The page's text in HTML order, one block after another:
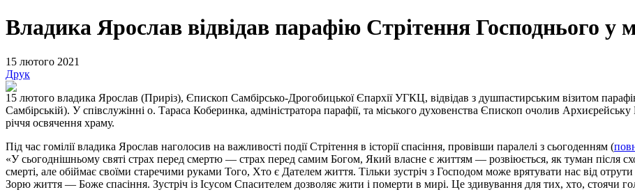
Владика Ярослав відвідав парафію Стрітення Господнього у
15 лютого 2021
Друк
15 лютого владика Ярослав (Приріз), Єпископ Самбірсько-Дрогобицької Єпархії УГКЦ, відвідав з душпастирським візитом
Самбірській). У співслужінні о. Тараса Коберинка, адміністратора парафії, та міського духовенства Єпископ очолив
річчя освячення храму.
Під час гомілії владика Ярослав наголосив на важливості події Стрітення в історії спасіння, провівши паралелі з сьогоденням (
«У сьогоднішньому святі страх перед смертю — страх перед самим Богом, Який власне є життям — розвіюється, як туман після
смерті, але обіймає своїми старечими руками Того, Хто є Дателем життя. Тільки зустріч з Господом може врятувати нас від
Зорю життя — Боже спасіння. Зустріч із Ісусом Спасителем дозволяє жити і померти в мирі. Це здивування для тих, хто, стоячи